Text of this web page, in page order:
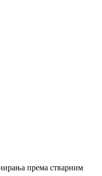
према стварним